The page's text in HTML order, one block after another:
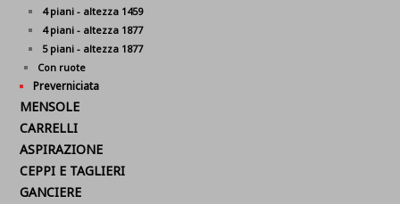
4 piani - altezza 1459
4 piani - altezza 1877
5 piani - altezza 1877
Con ruote
Preverniciata
MENSOLE
CARRELLI
ASPIRAZIONE
CEPPI E TAGLIERI
GANCIERE